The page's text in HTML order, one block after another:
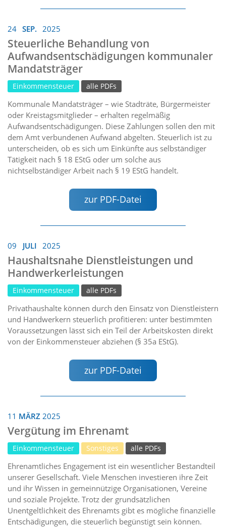
24 SEP. 2025
Steuerliche Behandlung von
Aufwandsentschädigungen kommunaler
Mandatsträger
Einkommensteuer alle PDFs
Kommunale Mandatsträger – wie Stadträte, Bürgermeister
oder Kreistagsmitglieder – erhalten regelmäßig
Aufwandsentschädigungen. Diese Zahlungen sollen den mit
dem Amt verbundenen Aufwand abgelten. Steuerlich ist zu
unterscheiden, ob es sich um Einkünfte aus selbständiger
Tätigkeit nach § 18 EStG oder um solche aus
nichtselbständiger Arbeit nach § 19 EStG handelt.
zur PDF-Datei
09 JULI 2025
Haushaltsnahe Dienstleistungen und
Handwerkerleistungen
Einkommensteuer alle PDFs
Privathaushalte können durch den Einsatz von Dienstleistern
und Handwerkern steuerlich profitieren: unter bestimmten
Voraussetzungen lässt sich ein Teil der Arbeitskosten direkt
von der Einkommensteuer abziehen (§ 35a EStG).
zur PDF-Datei
11 MÄRZ 2025
Vergütung im Ehrenamt
Einkommensteuer Sonstiges alle PDFs
Ehrenamtliches Engagement ist ein wesentlicher Bestandteil
unserer Gesellschaft. Viele Menschen investieren ihre Zeit
und ihr Wissen in gemeinnützige Organisationen, Vereine
und soziale Projekte. Trotz der grundsätzlichen
Unentgeltlichkeit des Ehrenamts gibt es mögliche finanzielle
Entschädigungen, die steuerlich begünstigt sein können.